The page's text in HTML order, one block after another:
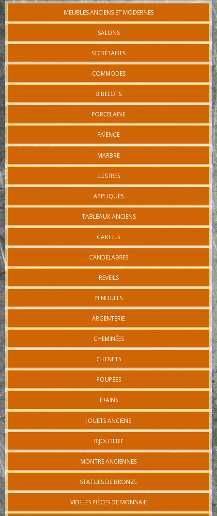
MEUBLES ANCIENS ET MODERNES
SALONS
SECRÉTAIRES
COMMODES
BIBELOTS
PORCELAINE
FAÏENCE
MARBRE
LUSTRES
APPLIQUES
TABLEAUX ANCIENS
CARTELS
CANDELABRES
REVEILS
PENDULES
ARGENTERIE
CHEMINÉES
CHENETS
POUPÉES
TRAINS
JOUETS ANCIENS
BIJOUTERIE
MONTRE ANCIENNES
STATUES DE BRONZE
VIEILLES PIÈCES DE MONNAIE